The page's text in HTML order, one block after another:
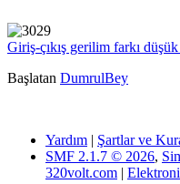
Giriş-çıkış gerilim farkı
Başlatan DumrulBey
Yardım | Şartlar ve
SMF 2.1.7 © 2026,
320volt.com |